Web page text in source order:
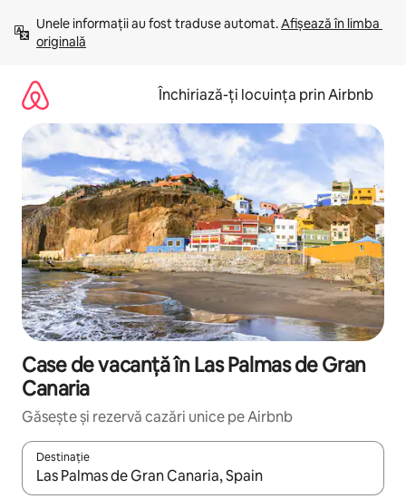
mergi
conținut
Unele informații au fost traduse automat. Afișează în limba
originală
Închiriază-ți locuința prin Airbnb
Case de vacanță în Las Palmas de Gran
Canaria
Găsește și rezervă cazări unice pe Airbnb
Destinație
Când se încarcă rezultatele, navighează folosind tastele